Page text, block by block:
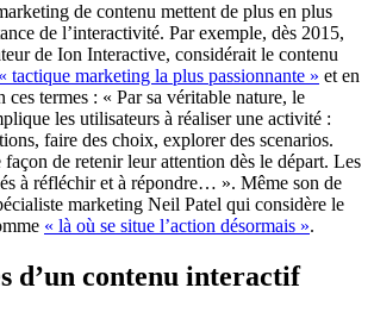
de contenu mettent de plus en plus
de l’interactivité. Par exemple, dès 2015,
de Ion Interactive, considérait le contenu
« tactique marketing la plus passionnante » et en
ces termes : « Par sa véritable nature, le
les utilisateurs à réaliser une activité :
faire des choix, explorer des scenarios.
façon de retenir leur attention dès le départ. Les
à réfléchir et à répondre… ». Même son de
marketing Neil Patel qui considère le
« là où se situe l’action désormais ».
d’un contenu interactif